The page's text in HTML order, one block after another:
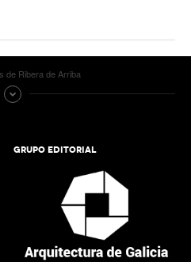
de Ribera de Arriba
GRUPO EDITORIAL